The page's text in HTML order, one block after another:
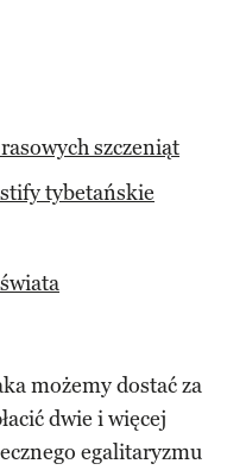
szczeniąt
tybetańskie
możemy dostać za
dwie i więcej
egalitaryzmu